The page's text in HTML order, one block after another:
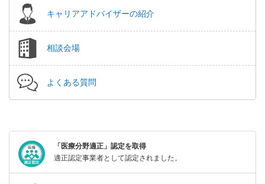
キャリアアドバイザーの紹介
相談会場
よくある質問
「医療分野適正」認定を取得
適正認定事業者として認定されました。